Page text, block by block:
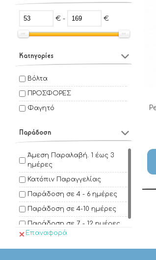
€ - €
Κατηγορίες
Βόλτα
ΠΡΟΣΦΟΡΕΣ
Φαγητό
Παράδοση
Άμεση Παραλαβή. 1 έως 3
ημέρες
Κατόπιν Παραγγελίας
Παράδοση σε 4 - 6 ημέρες
Παράδοση σε 4-10 ημέρες
Παράδοση σε 7 - 12 ημέρες
Επαναφορά